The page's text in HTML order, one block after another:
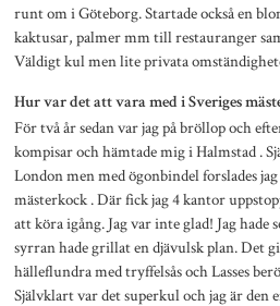
runt om i Göteborg. Startade också en
kaktusar, palmer mm till restauranger
Väldigt kul men lite privata
Hur var det att vara med i Sveriges
För två år sedan var jag på bröllop och
kompisar och hämtade mig i Halmstad .
London men med ögonbindel forslades
mästerkock . Där fick jag 4 kantor
att köra igång. Jag var inte glad! Jag hade
syrran hade grillat en djävulsk plan. Det
hälleflundra med tryffelsås och Lasses
Självklart var det superkul och jag är den